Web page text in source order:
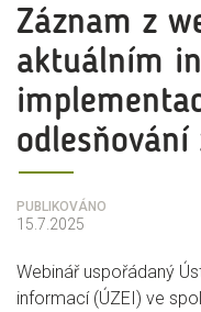
Záznam z
aktuálním
PUBLIKOVÁNO
15.7.2025
Webinář uspořádaný
informací (ÚZEI) ve